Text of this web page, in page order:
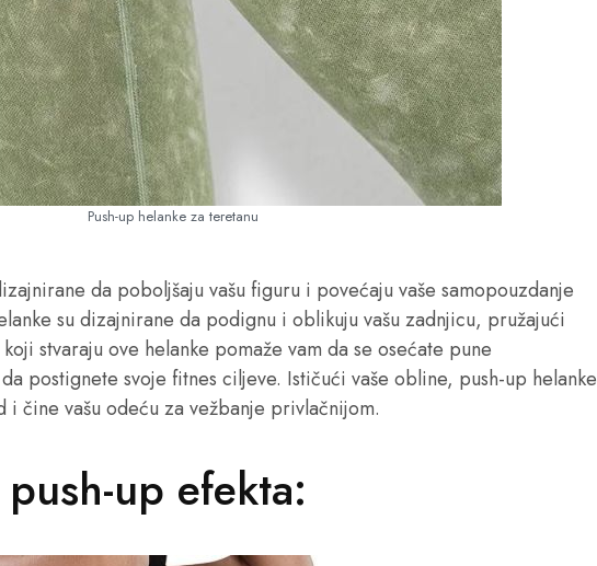
Push-up helanke za teretanu
da poboljšaju vašu figuru i povećaju vaše samopouzdanje
su dizajnirane da podignu i oblikuju vašu zadnjicu, pružajući
stvaraju ove helanke pomaže vam da se osećate pune
postignete svoje fitnes ciljeve. Ističući vaše obline, push-up helanke
i čine vašu odeću za vežbanje privlačnijom.
up efekta: